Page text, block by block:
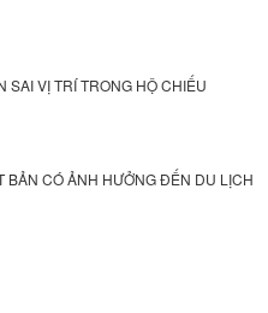
SAI VỊ TRÍ TRONG HỘ CHIẾU
BẢN CÓ ẢNH HƯỞNG ĐẾN DU LỊCH